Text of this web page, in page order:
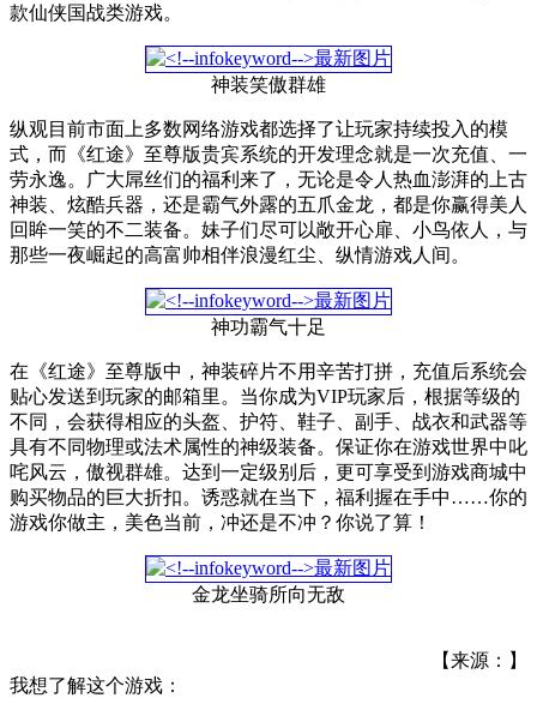
款仙侠国战类游戏。
神装笑傲群雄
纵观目前市面上多数网络游戏都选择了让玩家持续投入的模
式，而《红途》至尊版贵宾系统的开发理念就是一次充值、一
劳永逸。广大屌丝们的福利来了，无论是令人热血澎湃的上古
神装、炫酷兵器，还是霸气外露的五爪金龙，都是你赢得美人
回眸一笑的不二装备。妹子们尽可以敞开心扉、小鸟依人，与
那些一夜崛起的高富帅相伴浪漫红尘、纵情游戏人间。
神功霸气十足
在《红途》至尊版中，神装碎片不用辛苦打拼，充值后系统会
贴心发送到玩家的邮箱里。当你成为VIP玩家后，根据等级的
不同，会获得相应的头盔、护符、鞋子、副手、战衣和武器等
具有不同物理或法术属性的神级装备。保证你在游戏世界中叱
咤风云，傲视群雄。达到一定级别后，更可享受到游戏商城中
购买物品的巨大折扣。诱惑就在当下，福利握在手中……你的
游戏你做主，美色当前，冲还是不冲？你说了算！
金龙坐骑所向无敌
【来源：】
我想了解这个游戏：